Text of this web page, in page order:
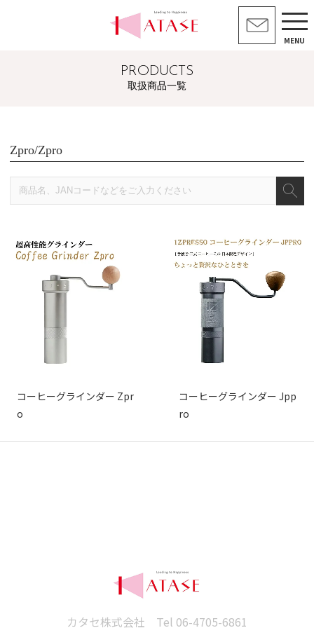
MENU
PRODUCTS
取扱商品一覧
Zpro/Zpro
コーヒーグラインダー Zpr
o
コーヒーグラインダー Jpp
ro
カタセ株式会社 Tel 06-4705-6861